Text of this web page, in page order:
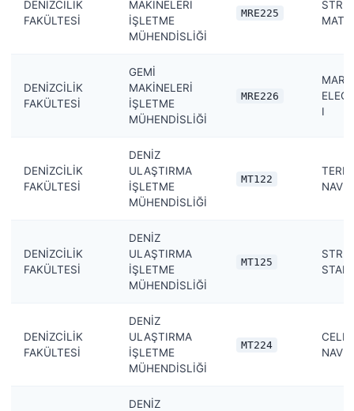
DENİZCİLİK
FAKÜLTESİ
MAKİNELERİ
İŞLETME
MÜHENDİSLİĞİ
MRE225
DENİZCİLİK
FAKÜLTESİ
GEMİ
MAKİNELERİ
İŞLETME
MÜHENDİSLİĞİ
MRE226
I
DENİZCİLİK
FAKÜLTESİ
DENİZ
ULAŞTIRMA
İŞLETME
MÜHENDİSLİĞİ
MT122
DENİZCİLİK
FAKÜLTESİ
DENİZ
ULAŞTIRMA
İŞLETME
MÜHENDİSLİĞİ
MT125
DENİZCİLİK
FAKÜLTESİ
DENİZ
ULAŞTIRMA
İŞLETME
MÜHENDİSLİĞİ
MT224
DENİZ